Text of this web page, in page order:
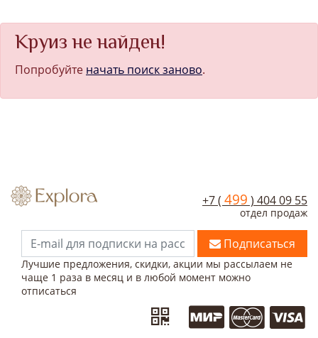
Круиз не найден!
Попробуйте начать поиск заново.
+7 ( 499 ) 404 09 55
отдел продаж
Подписаться
Лучшие предложения, скидки, акции мы рассылаем не
чаще 1 раза в месяц и в любой момент можно
отписаться